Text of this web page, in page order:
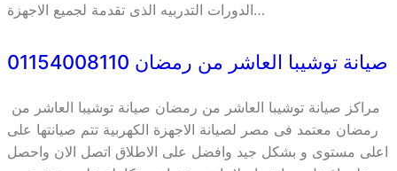
الدورات التدربيه الذى تقدمة لجميع الاجهزة…
صيانة توشيبا العاشر من رمضان 01154008110
رمضان معتمد فى مصر لصيانة الاجهزة الكهربية تتم صيانتها على
اعلى مستوى و بشكل جيد وافضل على الاطلاق اتصل الان واحصل